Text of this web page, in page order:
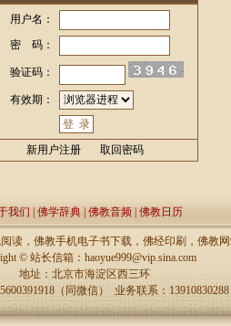
用户名：
密 码：
验证码：
有效期：
新用户注册 取回密码
我们 佛学辞典 佛教音频 佛教日历
读，佛教手机电子书下载，佛经印刷，佛教
© 站长信箱：haoyue999@vip.sina.com
地址：北京市海淀区西三环
（同微信） 业务联系：13910830288